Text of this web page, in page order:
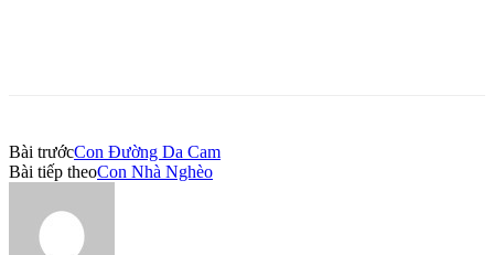
Bài trướcCon Đường Da Cam
Bài tiếp theoCon Nhà Nghèo